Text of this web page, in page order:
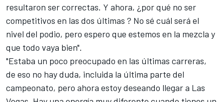
resultaron ser correctas. Y ahora, ¿por qué no ser
competitivos en las dos últimas ? No sé cuál será el
nivel del podio, pero espero que estemos en la mezcla y
que todo vaya bien".
"Estaba un poco preocupado en las últimas carreras,
de eso no hay duda, incluida la última parte del
campeonato, pero ahora estoy deseando llegar a Las